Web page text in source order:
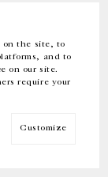
on the site, to
and to
on our site.
require your
Customize